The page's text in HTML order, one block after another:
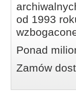
od 1993
Ponad
Zamów